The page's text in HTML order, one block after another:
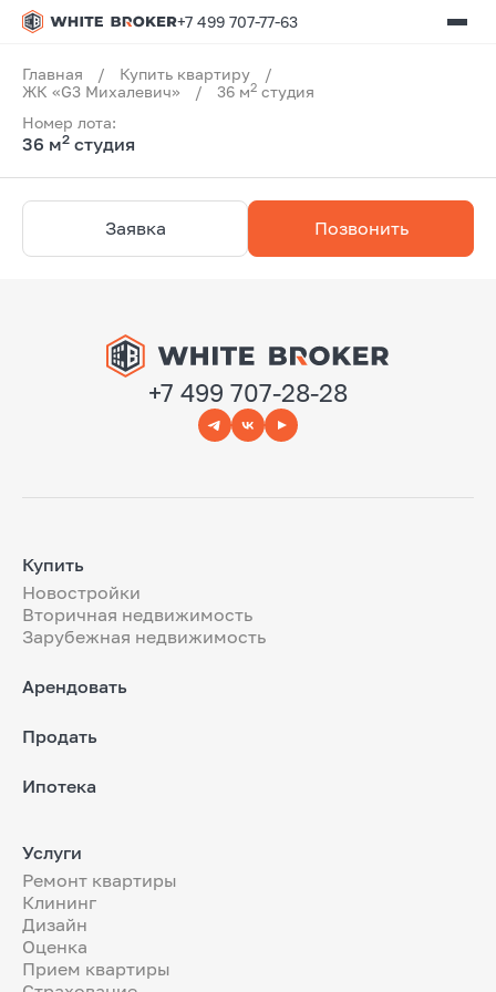
+7 499 707-77-63
Главная / Купить квартиру
/
ЖК «G3 Михалевич»
/ 36 м2 студия
Номер лота:
36 м2 студия
Заявка Позвонить
+7 499 707-28-28
Купить
Новостройки
Вторичная недвижимость
Зарубежная недвижимость
Арендовать
Продать
Ипотека
Услуги
Ремонт квартиры
Клининг
Дизайн
Оценка
Прием квартиры